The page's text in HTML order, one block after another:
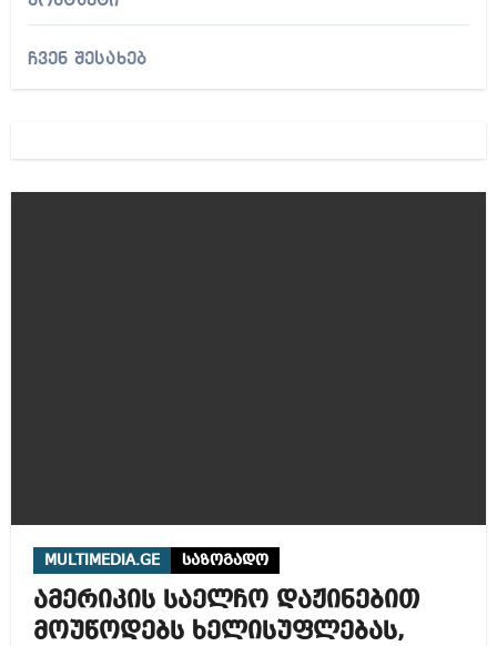
ჩვენ შესახებ
MULTIMEDIA.GE საზოგადო
ამერიკის საელჩო დაჟინებით
მოუწოდებს ხელისუფლებას,